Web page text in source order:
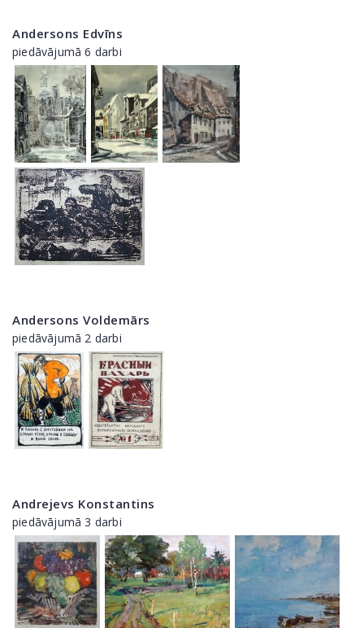
Andersons Edvīns
piedāvājumā 6 darbi
Andersons Voldemārs
piedāvājumā 2 darbi
Andrejevs Konstantins
piedāvājumā 3 darbi